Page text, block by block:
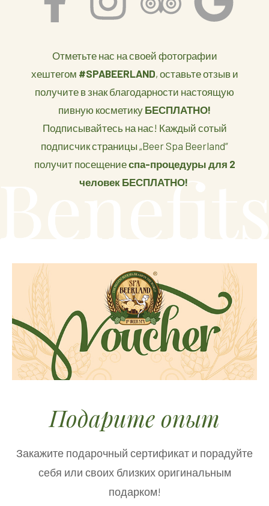
Отметьте нас на своей фотографии
хештегом #SPABEERLAND, оставьте отзыв и
получите в знак благодарности настоящую
пивную косметику БЕСПЛАТНО!
Подписывайтесь на нас! Каждый сотый
подписчик страницы „Beer Spa Beerland“
получит посещениеспа-процедуры для 2
человек БЕСПЛАТНО!
Подарите опыт
Закажите подарочный сертификат и порадуйте
себя или своих близких оригинальным
подарком!